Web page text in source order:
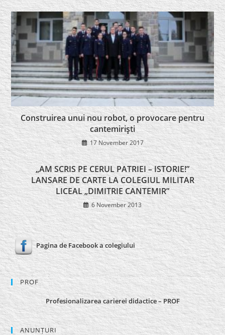
Construirea unui nou robot, o provocare pentru
cantemirişti
17 November 2017
„AM SCRIS PE CERUL PATRIEI – ISTORIE!”
LANSARE DE CARTE LA COLEGIUL MILITAR
LICEAL „DIMITRIE CANTEMIR”
6 November 2013
Pagina de Facebook a colegiului
PROF
Profesionalizarea carierei didactice – PROF
ANUNȚURI